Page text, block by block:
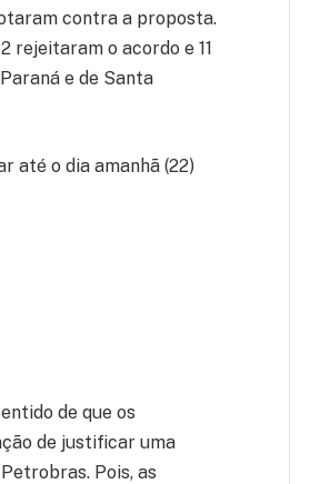
contra a proposta.
rejeitaram o acordo e 11
e de Santa
até o dia amanhã (22)
de que os
de justificar uma
Pois, as